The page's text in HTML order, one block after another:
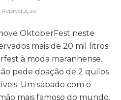
Reprodução
OktoberFest neste
mais de 20 mil litros
à moda maranhense.
pede doação de 2 quilos
Um sábado com o
mais famoso do mundo,